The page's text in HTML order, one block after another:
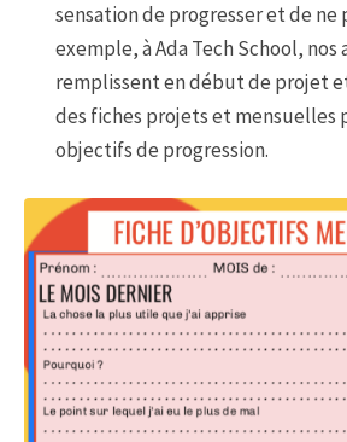
sensation de progresser et de ne
exemple, à Ada Tech School, nos
remplissent en début de projet
des fiches projets et mensuelles
objectifs de progression.